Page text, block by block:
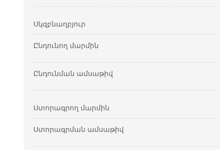
Սկզբնաղբյուր
Ընդունող մարմին
Ընդունման ամսաթիվ
Ստորագրող մարմին
Ստորագրման ամսաթիվ